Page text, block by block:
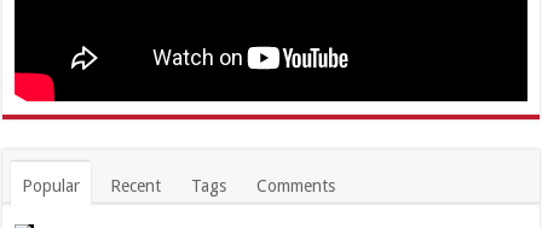
Popular Recent Tags Comments